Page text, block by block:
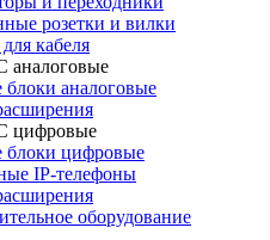
розетки и вилки
кабеля
блоки аналоговые
цифровые
блоки цифровые
IP-телефоны
оборудование